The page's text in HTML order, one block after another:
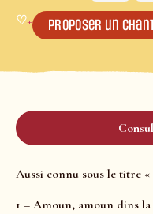
♡+ Proposer un
Aussi connu sous le titre
1 – Amoun, amoun dins